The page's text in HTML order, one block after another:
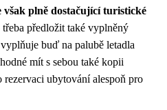
plně dostačující turistické
předložit také vyplněný
buď na palubě letadla
mít s sebou také kopii
ubytování alespoň pro